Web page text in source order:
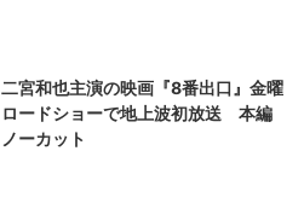
二宮和也主演の映画『8番出口』金曜
ロードショーで地上波初放送 本編
ノーカット